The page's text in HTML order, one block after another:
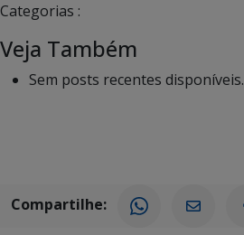
Categorias :
Veja Também
Sem posts recentes disponíveis.
Compartilhe: